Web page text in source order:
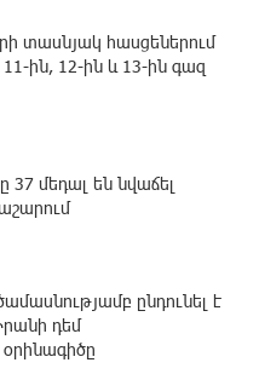
տասնյակ հասցեներում
ին, 12-ին և 13-ին գազ
37 մեդալ են նվաճել
ընդունել է
դեմ